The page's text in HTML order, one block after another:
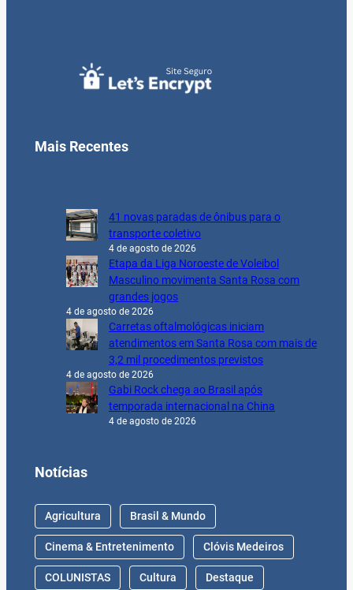
Mais Recentes
41 novas paradas de ônibus para o
transporte coletivo
4 de agosto de 2026
Etapa da Liga Noroeste de Voleibol
Masculino movimenta Santa Rosa com
grandes jogos
4 de agosto de 2026
Carretas oftalmológicas iniciam
atendimentos em Santa Rosa com mais de
3,2 mil procedimentos previstos
4 de agosto de 2026
Gabi Rock chega ao Brasil após
temporada internacional na China
4 de agosto de 2026
Notícias
Agricultura Brasil & Mundo
Cinema & Entretenimento Clóvis Medeiros
COLUNISTAS Cultura Destaque